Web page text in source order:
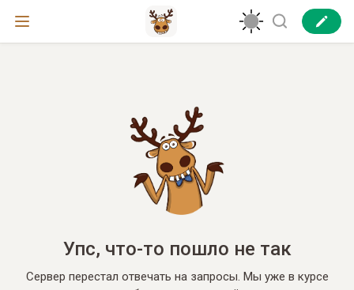
Упс, что-то пошло не так
Сервер перестал отвечать на запросы. Мы уже в курсе